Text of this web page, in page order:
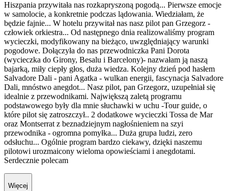
Hiszpania przywitała nas rozkapryszoną pogodą... Pierwsze emocje
w samolocie, a konkretnie podczas lądowania. Wiedziałam, że
będzie fajnie... W hotelu przywitał nas nasz pilot pan Grzegorz -
człowiek orkiestra... Od następnego dnia realizowaliśmy program
wycieczki, modyfikowany na bieżąco, uwzględniający warunki
pogodowe. Dołączyła do nas przewodniczka Pani Dorota
(wycieczka do Girony, Besalu i Barcelony)- nazwałam ją naszą
bajarką, miły ciepły głos, duża wiedza. Kolejny dzień pod hasłem
Salvadore Dali - pani Agatka - wulkan energii, fascynacja Salvadore
Dali, mnóstwo anegdot... Nasz pilot, pan Grzegorz, uzupełniał się
idealnie z przewodnikami. Największą zaletą programu
podstawowego były dla mnie słuchawki w uchu -Tour guide, o
które pilot się zatroszczył.. 2 dodatkowe wycieczki Tossa de Mar
oraz Montserrat z beznadziejnym nagłośnieniem na szyi
przewodnika - ogromna pomyłka... Duża grupa ludzi, zero
odsłuchu... Ogólnie program bardzo ciekawy, dzięki naszemu
pilotowi urozmaicony wieloma opowieściami i anegdotami.
Serdecznie polecam
Więcej